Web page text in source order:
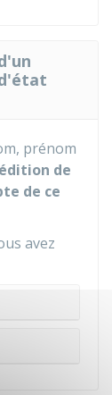
prénom
de
de ce
avez